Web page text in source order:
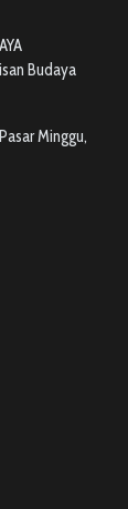
Budaya
Minggu,